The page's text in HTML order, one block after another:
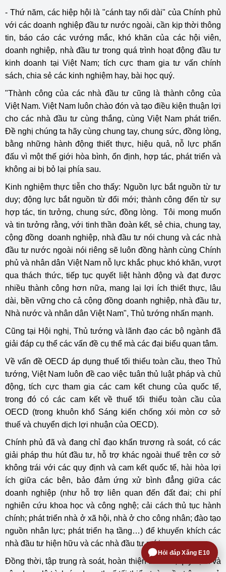
- Thứ năm, các hiệp hội là "cánh tay nối dài" của Chính phủ
với các doanh nghiệp đầu tư nước ngoài, cần kịp thời thông
tin, báo cáo các vướng mắc, khó khăn của các hội viên,
doanh nghiệp, nhà đầu tư trong quá trình hoạt động đầu tư
kinh doanh tại Việt Nam; tích cực tham gia tư vấn chính
sách, chia sẻ các kinh nghiệm hay, bài học quý.
"Thành công của các nhà đầu tư cũng là thành công của
Việt Nam. Việt Nam luôn chào đón và tạo điều kiện thuận lợi
cho các nhà đầu tư cùng thắng, cùng Việt Nam phát triển.
Đề nghị chúng ta hãy cùng chung tay, chung sức, đồng lòng,
bằng những hành động thiết thực, hiệu quả, nỗ lực phấn
đấu vì một thế giới hòa bình, ổn định, hợp tác, phát triển và
không ai bị bỏ lại phía sau.
Kinh nghiệm thực tiễn cho thấy: Nguồn lực bắt nguồn từ tư
duy; động lực bắt nguồn từ đổi mới; thành công đến từ sự
hợp tác, tin tưởng, chung sức, đồng lòng. Tôi mong muốn
và tin tưởng rằng, với tinh thần đoàn kết, sẻ chia, chung tay,
cộng đồng doanh nghiệp, nhà đầu tư nói chung và các nhà
đầu tư nước ngoài nói riêng sẽ luôn đồng hành cùng Chính
phủ và nhân dân Việt Nam nỗ lực khắc phục khó khăn, vượt
qua thách thức, tiếp tục quyết liệt hành động và đạt được
nhiều thành công hơn nữa, mang lại lợi ích thiết thực, lâu
dài, bền vững cho cả cộng đồng doanh nghiệp, nhà đầu tư,
Nhà nước và nhân dân Việt Nam", Thủ tướng nhấn mạnh.
Cũng tại Hội nghị, Thủ tướng và lãnh đạo các bộ ngành đã
giải đáp cụ thể các vấn đề cụ thể mà các đại biểu quan tâm.
Về vấn đề OECD áp dụng thuế tối thiểu toàn cầu, theo Thủ
tướng, Việt Nam luôn đề cao việc tuân thủ luật pháp và chủ
động, tích cực tham gia các cam kết chung của quốc tế,
trong đó có các cam kết về thuế tối thiểu toàn cầu của
OECD (trong khuôn khổ Sáng kiến chống xói mòn cơ sở
thuế và chuyển dịch lợi nhuận của OECD).
Chính phủ đã và đang chỉ đạo khẩn trương rà soát, có các
giải pháp thu hút đầu tư, hỗ trợ khác ngoài thuế trên cơ sở
không trái với các quy định và cam kết quốc tế, hài hòa lợi
ích giữa các bên, bảo đảm ứng xử bình đẳng giữa các
doanh nghiệp (như hỗ trợ liên quan đến đất đai; chi phí
nghiên cứu khoa học và công nghệ; cải cách thủ tục hành
chính; phát triển nhà ở xã hội, nhà ở cho công nhân; đào tạo
nguồn nhân lực; phát triển hạ tầng…) để khuyến khích các
nhà đầu tư hiện hữu và các nhà đầu tư mới.
Đồng thời, tập trung rà soát, hoàn thiện thể chế, quy định và
Hỏi đáp Xăng E10